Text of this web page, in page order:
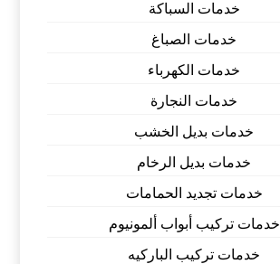
خدمات السباكة
خدمات الصباغ
خدمات الكهرباء
خدمات النجارة
خدمات بديل الخشب
خدمات بديل الرخام
خدمات تجديد الحمامات
خدمات تركيب أبواب ألمونيوم
خدمات تركيب الباركيه